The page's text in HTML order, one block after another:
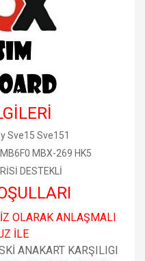
Sve15 Sve151
MBX-269 HK5
DESTEKLİ
OLARAK ANLAŞMALI
İLE
ANAKART KARŞILIGI